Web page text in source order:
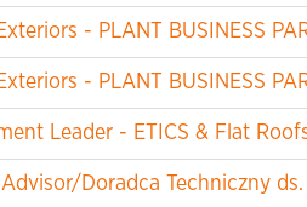
- PLANT BUSINESS
- PLANT BUSINESS
Leader - ETICS & Flat
Doradca Techniczny